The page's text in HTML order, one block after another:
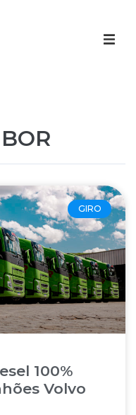
Galeria de Fotos
Agenda
Contato
GIRO
100%
Volvo